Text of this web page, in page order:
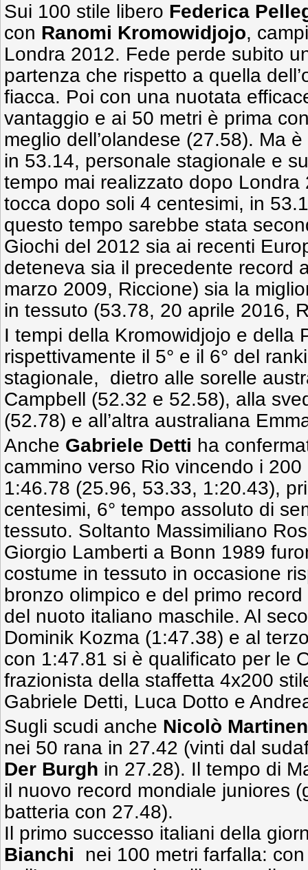
Sui 100 stile libero Federica
con Ranomi Kromowidjojo,
Londra 2012. Fede perde subito
partenza che rispetto a quella
fiacca. Poi con una nuotata
vantaggio e ai 50 metri è prima
meglio dell’olandese (27.58). Ma
in 53.14, personale stagionale e
tempo mai realizzato dopo
tocca dopo soli 4 centesimi, in
questo tempo sarebbe stata
Giochi del 2012 sia ai recenti
deteneva sia il precedente record
marzo 2009, Riccione) sia la
in tessuto (53.78, 20 aprile 2016,
I tempi della Kromowidjojo e della
rispettivamente il 5° e il 6° del
stagionale, dietro alle sorelle
Campbell (52.32 e 52.58), alla
(52.78) e all’altra australiana
Anche Gabriele Detti ha
cammino verso Rio vincendo i
1:46.78 (25.96, 53.33, 1:20.43),
centesimi, 6° tempo assoluto di
tessuto. Soltanto Massimiliano
Giorgio Lamberti a Bonn 1989
costume in tessuto in occasione
bronzo olimpico e del primo
del nuoto italiano maschile. Al
Dominik Kozma (1:47.38) e al
con 1:47.81 si è qualificato per le
frazionista della staffetta 4x200
Gabriele Detti, Luca Dotto e
Sugli scudi anche Nicolò
nei 50 rana in 27.42 (vinti dal
Der Burgh in 27.28). Il tempo di
il nuovo record mondiale juniores
batteria con 27.48).
Il primo successo italiani della
Bianchi nei 100 metri farfalla: